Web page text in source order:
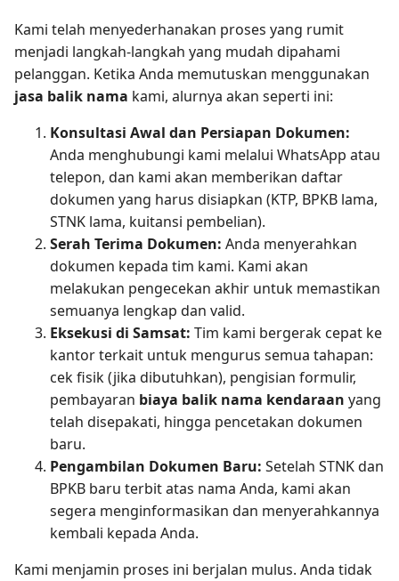
Kami telah menyederhanakan proses yang rumit
menjadi langkah-langkah yang mudah dipahami
pelanggan. Ketika Anda memutuskan menggunakan
jasa balik nama kami, alurnya akan seperti ini:
Konsultasi Awal dan Persiapan Dokumen:
Anda menghubungi kami melalui WhatsApp atau
telepon, dan kami akan memberikan daftar
dokumen yang harus disiapkan (KTP, BPKB lama,
STNK lama, kuitansi pembelian).
Serah Terima Dokumen: Anda menyerahkan
dokumen kepada tim kami. Kami akan
melakukan pengecekan akhir untuk memastikan
semuanya lengkap dan valid.
Eksekusi di Samsat: Tim kami bergerak cepat ke
kantor terkait untuk mengurus semua tahapan:
cek fisik (jika dibutuhkan), pengisian formulir,
pembayaran biaya balik nama kendaraan yang
telah disepakati, hingga pencetakan dokumen
baru.
Pengambilan Dokumen Baru: Setelah STNK dan
BPKB baru terbit atas nama Anda, kami akan
segera menginformasikan dan menyerahkannya
kembali kepada Anda.
Kami menjamin proses ini berjalan mulus. Anda tidak